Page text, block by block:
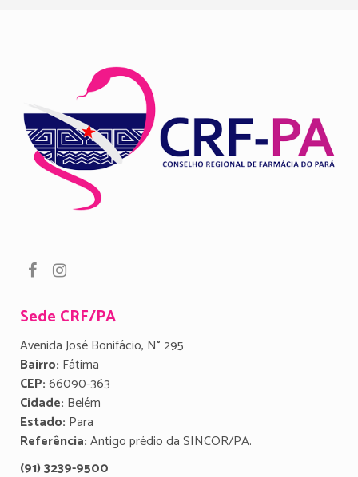
Sede CRF/PA
Avenida José Bonifácio, N° 295
Bairro: Fátima
CEP:66090-363
Cidade: Belém
Estado: Para
Referência:Antigo prédio da SINCOR/PA.
(91) 3239-9500